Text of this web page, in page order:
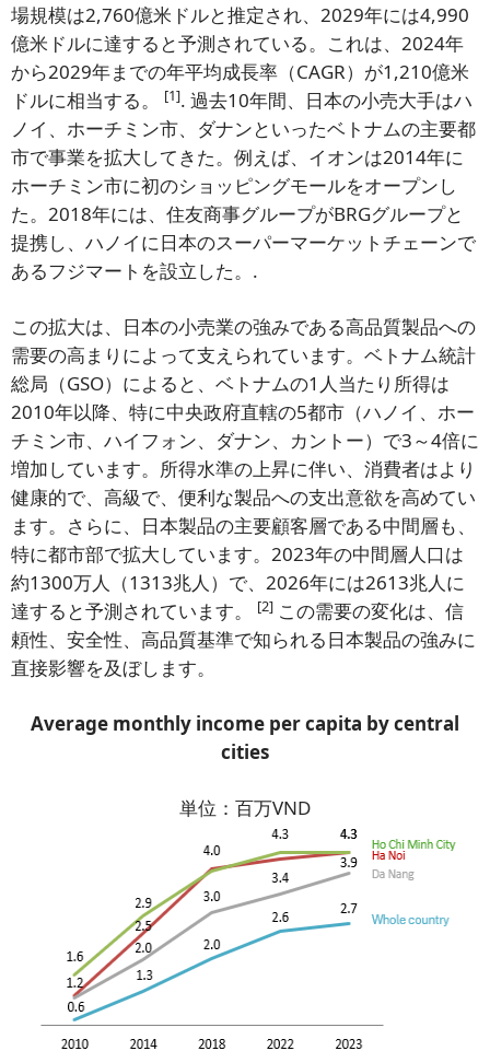
場規模は2,760億米ドルと推定され、2029年には4,990
億米ドルに達すると予測されている。これは、2024年
から2029年までの年平均成長率（CAGR）が1,210億米
ドルに相当する。
[1]. 過去10年間、日本の小売大手はハ
ノイ、ホーチミン市、ダナンといったベトナムの主要都
市で事業を拡大してきた。例えば、イオンは2014年に
ホーチミン市に初のショッピングモールをオープンし
た。2018年には、住友商事グループがBRGグループと
提携し、ハノイに日本のスーパーマーケットチェーンで
あるフジマートを設立した。.
この拡大は、日本の小売業の強みである高品質製品への
需要の高まりによって支えられています。ベトナム統計
総局（GSO）によると、ベトナムの1人当たり所得は
2010年以降、特に中央政府直轄の5都市（ハノイ、ホー
チミン市、ハイフォン、ダナン、カントー）で3～4倍に
増加しています。所得水準の上昇に伴い、消費者はより
健康的で、高級で、便利な製品への支出意欲を高めてい
ます。さらに、日本製品の主要顧客層である中間層も、
特に都市部で拡大しています。2023年の中間層人口は
約1300万人（1313兆人）で、2026年には2613兆人に
達すると予測されています。
[2] この需要の変化は、信
頼性、安全性、高品質基準で知られる日本製品の強みに
直接影響を及ぼします。
Average monthly income per capita by central
cities
単位：百万VND